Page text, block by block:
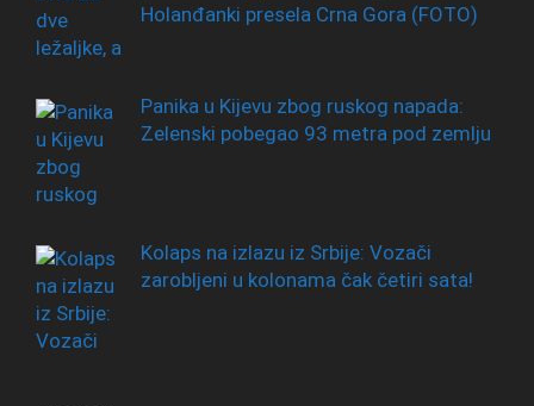
Holanđanki presela Crna Gora (FOTO)
Panika u Kijevu zbog ruskog napada:
Zelenski pobegao 93 metra pod zemlju
Kolaps na izlazu iz Srbije: Vozači
zarobljeni u kolonama čak četiri sata!